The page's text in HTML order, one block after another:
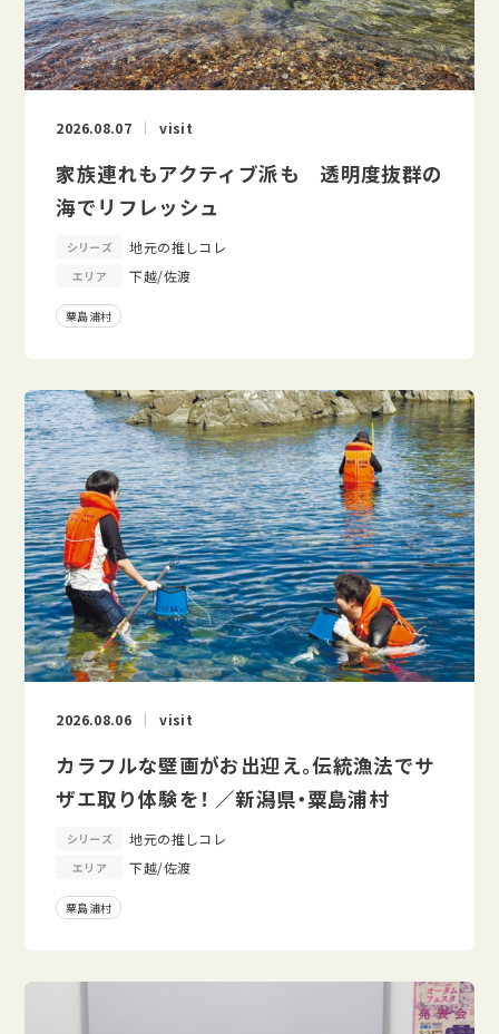
2026.08.07 visit
家族連れもアクティブ派も 透明度抜群の
海でリフレッシュ
シリーズ 地元の推しコレ
エリア 下越/佐渡
粟島浦村
2026.08.06 visit
カラフルな壁画がお出迎え。伝統漁法でサ
ザエ取り体験を！ ／新潟県・粟島浦村
シリーズ 地元の推しコレ
エリア 下越/佐渡
粟島浦村